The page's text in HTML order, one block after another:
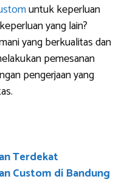
untuk keperluan
yang lain?
yang berkualitas dan
pemesanan
pengerjaan yang
Terdekat
Custom di Bandung